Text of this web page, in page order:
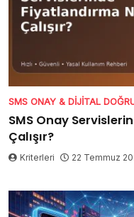
SMS ONAY & DIJITAL
SMS Onay
Çalışır?
Kriterleri 22 Temmuz